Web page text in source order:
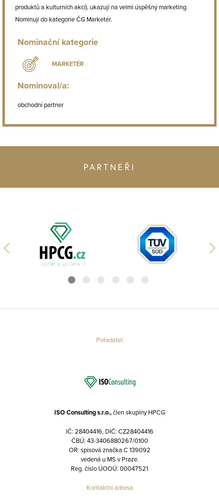
produktů a kulturních akcí), ukazují na velmi úspěšný marketing.
Nominuji do kategorie ČG Marketér.
Nominační kategorie
MARKETÉR
Nominoval/a:
obchodní partner
PARTNEŘI
Pořadatel
ISO Consulting s.r.o.,člen skupiny HPCG
IČ: 28404416, DIČ: CZ28404416
ČBÚ: 43-3406880267/0100
OR: spisová značka C 139092
vedená u MS v Praze.
Reg. číslo ÚOOÚ: 00047521
Kontaktní adresa